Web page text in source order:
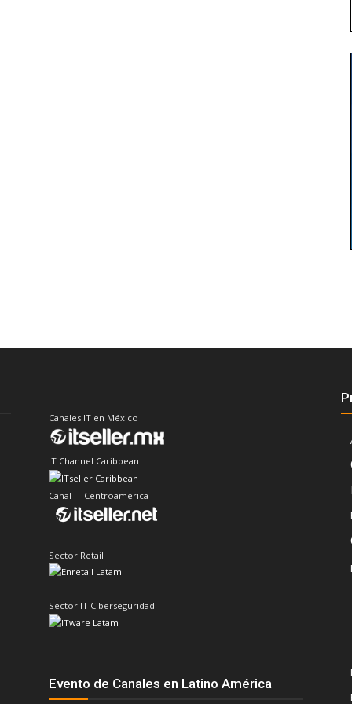
Canales IT en México
IT Channel Caribbean
Canal IT Centroamérica
Sector Retail
Sector IT Ciberseguridad
Evento de Canales en Latino América